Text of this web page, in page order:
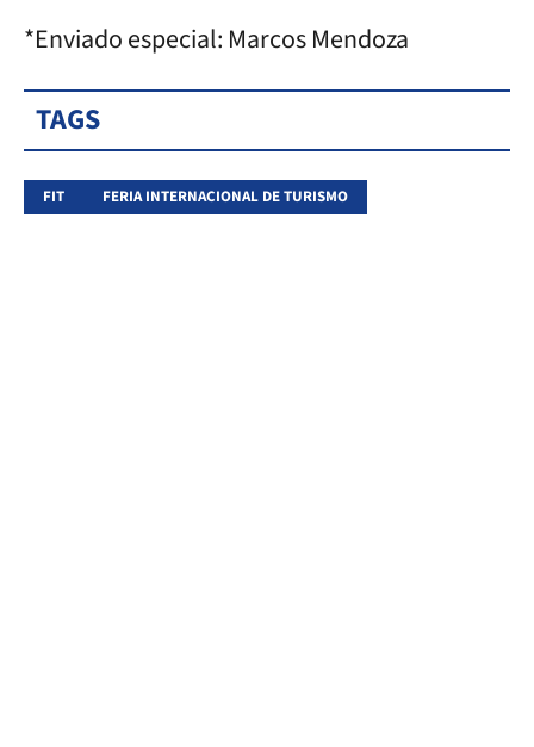
*Enviado especial: Marcos Mendoza
TAGS
FIT FERIA INTERNACIONAL DE TURISMO